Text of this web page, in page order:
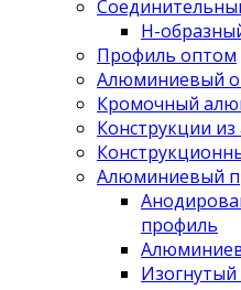
Н-
Профиль оптом
Алюминиевый
Кромочный
Конструкции
Алюминиевый
профиль